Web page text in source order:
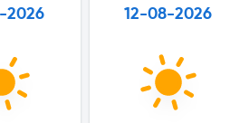
2026 12-08-2026